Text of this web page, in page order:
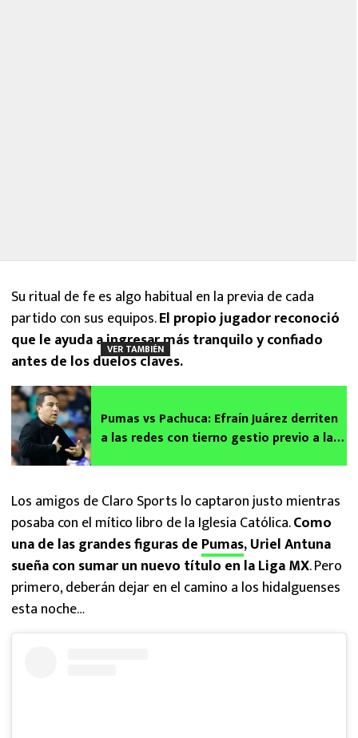
Su ritual de fe es algo habitual en la previa de cada
partido con sus equipos.El propio jugador reconoció
que le ayuda a ingresar más tranquilo y confiado
antes de los duelos claves.
VER TAMBIÉN
Pumas vs Pachuca: Efraín Juárez derriten
a las redes con tierno gestio previo a la
Los amigos de Claro Sports lo captaron justo mientras
posaba con el mítico libro de la Iglesia Católica.Como
una de las grandes figuras de Pumas, Uriel Antuna
sueña con sumar un nuevo título en la Liga MX. Pero
primero, deberán dejar en el camino a los hidalguenses
esta noche…